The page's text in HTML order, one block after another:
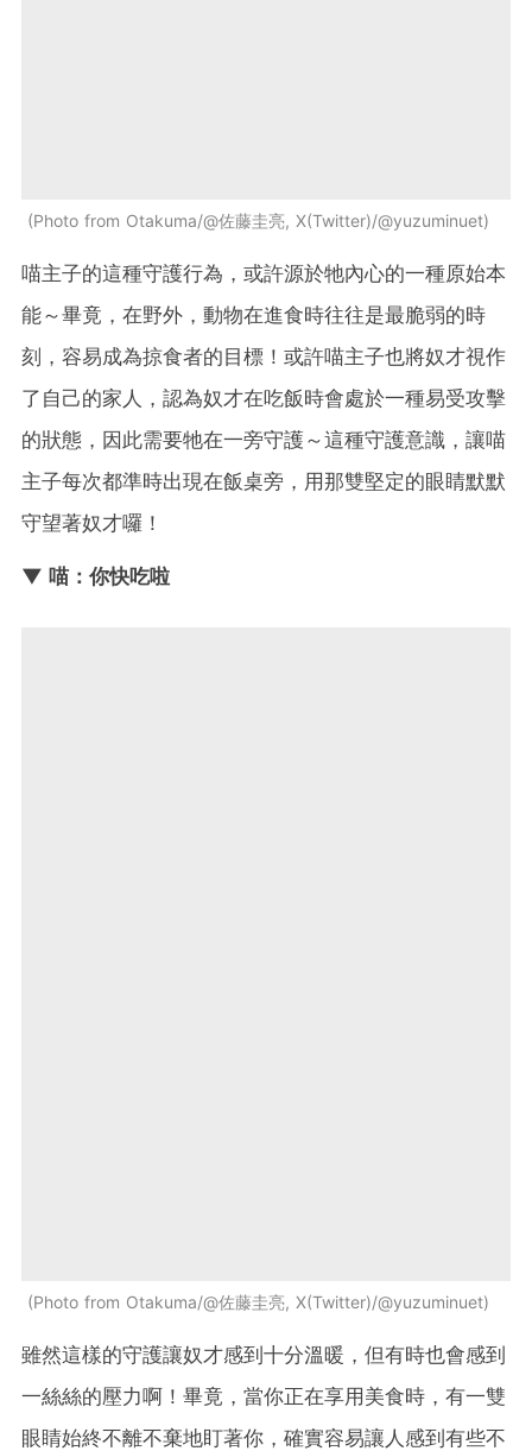
Photo from Otakuma/@佐藤圭亮, X(Twitter)/@yuzuminuet
喵主子的這種守護行為，或許源於牠內心的一種原始本
能～畢竟，在野外，動物在進食時往往是最脆弱的時
刻，容易成為掠食者的目標！或許喵主子也將奴才視作
了自己的家人，認為奴才在吃飯時會處於一種易受攻擊
的狀態，因此需要牠在一旁守護～這種守護意識，讓喵
主子每次都準時出現在飯桌旁，用那雙堅定的眼睛默默
守望著奴才囉！
▼ 喵：你快吃啦
Photo from Otakuma/@佐藤圭亮, X(Twitter)/@yuzuminuet
雖然這樣的守護讓奴才感到十分溫暖，但有時也會感到
一絲絲的壓力啊！畢竟，當你正在享用美食時，有一雙
眼睛始終不離不棄地盯著你，確實容易讓人感到有些不